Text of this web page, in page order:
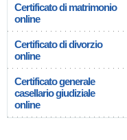
Certificato di matrimonio
online
Certificato di divorzio
online
Certificato generale
casellario giudiziale
online